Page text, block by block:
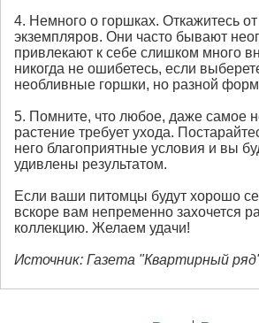
4. Немного о горшках. Откажитесь
экземпляров. Они часто бывают
привлекают к себе слишком много
никогда не ошибетесь, если
необливные горшки, но разной
5. Помните, что любое, даже самое
растение требует ухода.
него благоприятные условия и вы
удивлены результатом.
Если ваши питомцы будут хорошо
вскоре вам непременно захочется
коллекцию. Желаем удачи!
Источник: Газета "Квартирный